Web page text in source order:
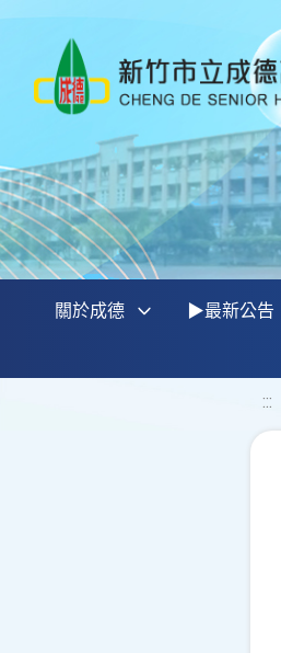
關於成德 ▶最新公告
:::